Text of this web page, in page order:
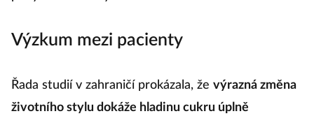
Výzkum mezi pacienty
Řada studií v zahraničí prokázala, že výrazná změna
životního stylu dokáže hladinu cukru úplně